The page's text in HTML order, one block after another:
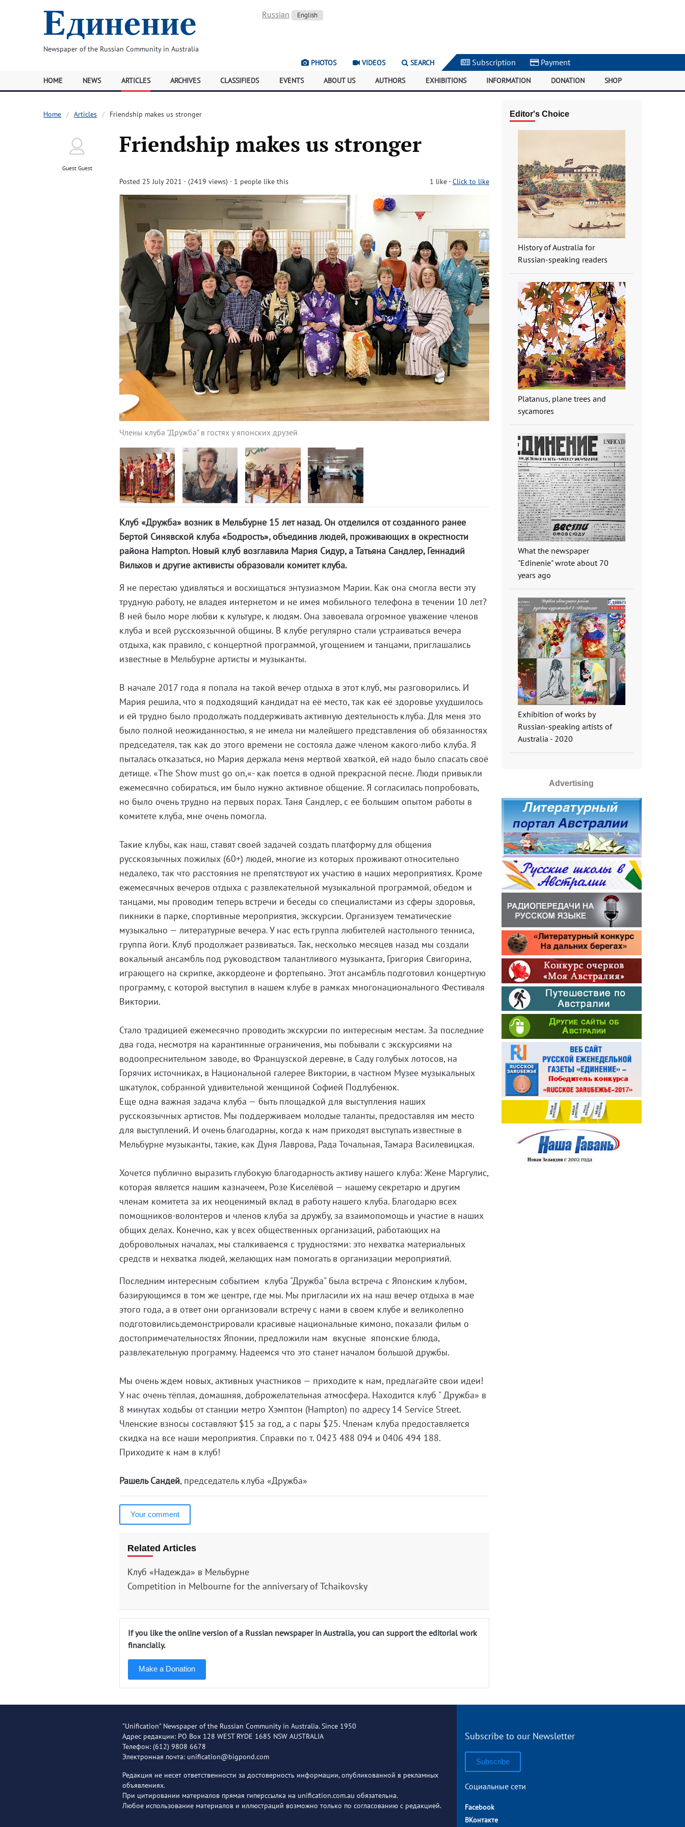
Newspaper of the Russian Community in Australia
Russian English
PHOTOS VIDEOS SEARCH Subscription | Payment |
HOME NEWS ARTICLES ARCHIVES CLASSIFIEDS EVENTS ABOUT US AUTHORS EXHIBITIONS INFORMATION DONATION SHOP
Home Articles Friendship makes us stronger
Guest Guest
Friendship makes us stronger
Posted 25 July 2021 · (2419 views) · 1 people like this 1 like-Click to like
Члены клуба "Дружба" в гостях у японских друзей
Клуб «Дружба» возник в Мельбурне 15 лет назад. Он отделился от созданного ранее
Бертой Синявской клуба «Бодрость», объединив людей, проживающих в окрестности
района Hampton. Новый клуб возглавила Мария Сидур, а Татьяна Сандлер, Геннадий
Вильхов и другие активисты образовали комитет клуба.
Я не перестаю удивляться и восхищаться энтузиазмом Марии. Как она смогла вести эту
трудную работу, не владея интернетом и не имея мобильного телефона в течении 10 лет?
В ней было море любви к культуре, к людям. Она завоевала огромное уважение членов
клуба и всей русскоязычной общины. В клубе регулярно стали устраиваться вечера
отдыха, как правило, с концертной программой, угощением и танцами, приглашались
известные в Мельбурне артисты и музыканты.
В начале 2017 года я попала на такой вечер отдыха в этот клуб, мы разговорились. И
Мария решила, что я подходящий кандидат на её место, так как её здоровье ухудшилось
и ей трудно было продолжать поддерживать активную деятельность клуба. Для меня это
было полной неожиданностью, я не имела ни малейшего представления об обязанностях
председателя, так как до этого времени не состояла даже членом какого-либо клуба. Я
пыталась отказаться, но Мария держала меня мертвой хваткой, ей надо было спасать своё
детище. «The Show must go on,«- как поется в одной прекрасной песне. Люди привыкли
ежемесячно собираться, им было нужно активное общение. Я согласилась попробовать,
но было очень трудно на первых порах. Таня Сандлер, с ее большим опытом работы в
комитете клуба, мне очень помогла.
Такие клубы, как наш, ставят своей задачей создать платформу для общения
русскоязычных пожилых (60+) людей, многие из которых проживают относительно
недалеко, так что расстояния не препятствуют их участию в наших мероприятиях. Кроме
ежемесячных вечеров отдыха с развлекательной музыкальной программой, обедом и
танцами, мы проводим теперь встречи и беседы со специалистами из сферы здоровья,
пикники в парке, спортивные мероприятия, экскурсии. Организуем тематические
музыкально — литературные вечера. У нас есть группа любителей настольного тенниса,
группа йоги. Клуб продолжает развиваться. Так, несколько месяцев назад мы создали
вокальный ансамбль под руководством талантливого музыканта, Григория Свигорина,
играющего на скрипке, аккордеоне и фортепьяно. Этот ансамбль подготовил концертную
программу, с которой выступил в нашем клубе в рамках многонационального Фестиваля
Виктории.
Стало традицией ежемесячно проводить экскурсии по интересным местам. За последние
два года, несмотря на карантинные ограничения, мы побывали с экскурсиями на
водоопреснительном заводе, во Французской деревне, в Саду голубых лотосов, на
Горячих источниках, в Национальной галерее Виктории, в частном Музее музыкальных
шкатулок, собранной удивительной женщиной Софией Подлубенюк.
Еще одна важная задача клуба — быть площадкой для выступления наших
русскоязычных артистов. Мы поддерживаем молодые таланты, предоставляя им место
для выступлений. И очень благодарны, когда к нам приходят выступать известные в
Мельбурне музыканты, такие, как Дуня Лаврова, Рада Точальная, Тамара Василевицкая.
Хочется публично выразить глубокую благодарность активу нашего клуба: Жене Маргулис,
которая является нашим казначеем, Розе Киселёвой — нашему секретарю и другим
членам комитета за их неоценимый вклад в работу нашего клуба. Благодарю всех
помощников-волонтеров и членов клуба за дружбу, за взаимопомощь и участие в наших
общих делах. Конечно, как у всех общественных организаций, работающих на
добровольных началах, мы сталкиваемся с трудностями: это нехватка материальных
средств и нехватка людей, желающих нам помогать в организации мероприятий.
Последним интересным событием клуба "Дружба" была встреча с Японским клубом,
базирующимся в том же центре, где мы. Мы пригласили их на наш вечер отдыха в мае
этого года, а в ответ они организовали встречу с нами в своем клубе и великолепно
подготовились:демонстрировали красивые национальные кимоно, показали фильм о
достопримечательностях Японии, предложили нам вкусные японские блюда,
развлекательную программу. Надеемся что это станет началом большой дружбы.
Мы очень ждем новых, активных участников — приходите к нам, предлагайте свои идеи!
У нас очень тёплая, домашняя, доброжелательная атмосфера. Находится клуб " Дружба» в
8 минутах ходьбы от станции метро Хэмптон (Hampton) по адресу 14 Service Street.
Членские взносы составляют $15 за год, а с пары $25. Членам клуба предоставляется
скидка на все наши мероприятия. Справки по т. 0423 488 094 и 0406 494 188.
Приходите к нам в клуб!
Рашель Сандей, председатель клуба «Дружба»
Your comment
Related Articles
Клуб «Надежда» в Мельбурне
Competition in Melbourne for the anniversary of Tchaikovsky
If you like the online version of a Russian newspaper in Australia, you can support the editorial work
financially.
Make a Donation
Editor's Choice
History of Australia for
Russian-speaking readers
Platanus, plane trees and
sycamores
What the newspaper
"Edinenie" wrote about 70
years ago
Exhibition of works by
Russian-speaking artists of
Australia - 2020
Advertising
"Unification" Newspaper of the Russian Community in Australia. Since 1950
Адрес редакции: PO Box 128 WEST RYDE 1685 NSW AUSTRALIA
Телефон: (612) 9808 6678
Электронная почта: unification@bigpond.com
Редакция не несет ответственности за достоверность информации, опубликованной в рекламных
объявлениях.
При цитировании материалов прямая гиперссылка на unification.com.au обязательна.
Любое использование материалов и иллюстраций возможно только по согласованию с редакцией.
Subscribe to our Newsletter
Subscribe
Социальные сети
Facebook
ВКонтакте